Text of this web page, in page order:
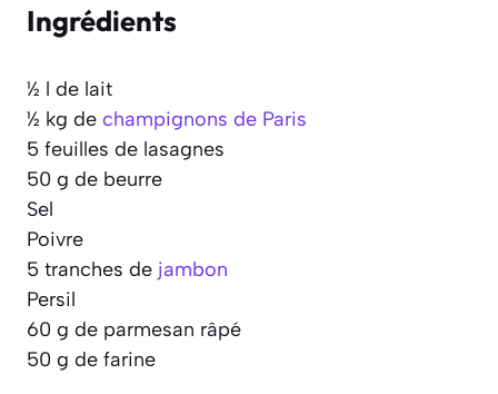
Ingrédients
½ l de lait
½ kg de champignons de Paris
5 feuilles de lasagnes
50 g de beurre
Sel
Poivre
5 tranches de jambon
Persil
60 g de parmesan râpé
50 g de farine